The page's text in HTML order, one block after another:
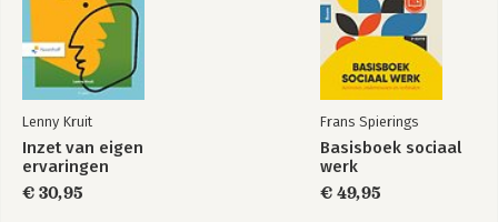
Lenny Kruit
Inzet van eigen
ervaringen
€ 30,95
Frans Spierings
Basisboek sociaal
werk
€ 49,95